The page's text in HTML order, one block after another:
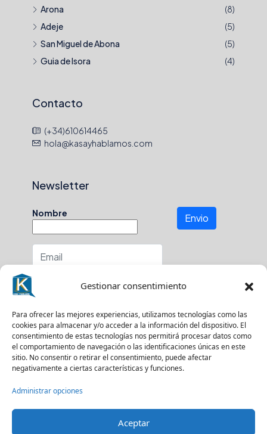
Gestionar consentimiento
Para ofrecer las mejores experiencias, utilizamos tecnologías como las
cookies para almacenar y/o acceder a la información del dispositivo. El
consentimiento de estas tecnologías nos permitirá procesar datos como
el comportamiento de navegación o las identificaciones únicas en este
sitio. No consentir o retirar el consentimiento, puede afectar
negativamente a ciertas características y funciones.
Administrar opciones
Aceptar
Arona
(8)
Adeje
(5)
San Miguel de Abona
(5)
Guia de Isora
(4)
Contacto
(+34)610614465
hola@kasayhablamos.com
Newsletter
Nombre
En que zona buscas?
Envio
Suscríbase a nuestro boletín para recibir
actualizaciones.
© Kasa y Hablamos - Todos los derechos reservados